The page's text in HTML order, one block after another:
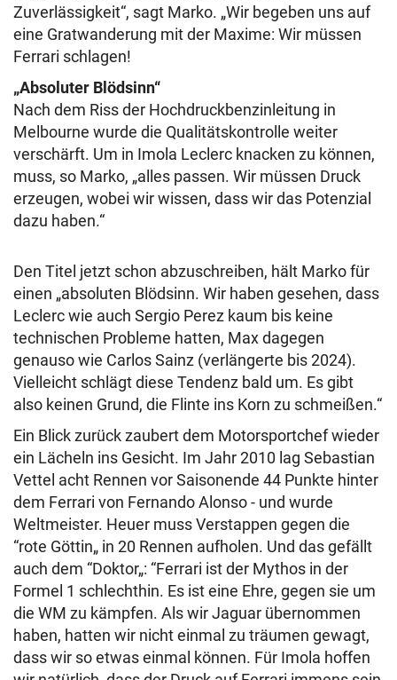
Zuverlässigkeit“, sagt Marko. „Wir begeben uns auf
eine Gratwanderung mit der Maxime: Wir müssen
Ferrari schlagen!
„Absoluter Blödsinn“
Nach dem Riss der Hochdruckbenzinleitung in
Melbourne wurde die Qualitätskontrolle weiter
verschärft. Um in Imola Leclerc knacken zu können,
muss, so Marko, „alles passen. Wir müssen Druck
erzeugen, wobei wir wissen, dass wir das Potenzial
dazu haben.“
Den Titel jetzt schon abzuschreiben, hält Marko für
einen „absoluten Blödsinn. Wir haben gesehen, dass
Leclerc wie auch Sergio Perez kaum bis keine
technischen Probleme hatten, Max dagegen
genauso wie Carlos Sainz (verlängerte bis 2024).
Vielleicht schlägt diese Tendenz bald um. Es gibt
also keinen Grund, die Flinte ins Korn zu schmeißen.“
Ein Blick zurück zaubert dem Motorsportchef wieder
ein Lächeln ins Gesicht. Im Jahr 2010 lag Sebastian
Vettel acht Rennen vor Saisonende 44 Punkte hinter
dem Ferrari von Fernando Alonso - und wurde
Weltmeister. Heuer muss Verstappen gegen die
“rote Göttin„ in 20 Rennen aufholen. Und das gefällt
auch dem “Doktor„: “Ferrari ist der Mythos in der
Formel 1 schlechthin. Es ist eine Ehre, gegen sie um
die WM zu kämpfen. Als wir Jaguar übernommen
haben, hatten wir nicht einmal zu träumen gewagt,
dass wir so etwas einmal können. Für Imola hoffen